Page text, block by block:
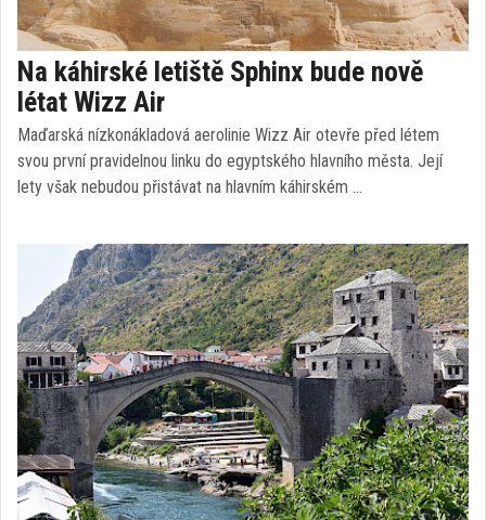
Na káhirské letiště Sphinx bude nově
létat Wizz Air
Maďarská nízkonákladová aerolinie Wizz Air otevře před létem
svou první pravidelnou linku do egyptského hlavního města. Její
lety však nebudou přistávat na hlavním káhirském …